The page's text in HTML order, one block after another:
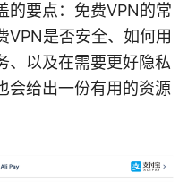
的要点：免费VPN的常
VPN是否安全、如何用
、以及在需要更好隐私
会给出一份有用的资源